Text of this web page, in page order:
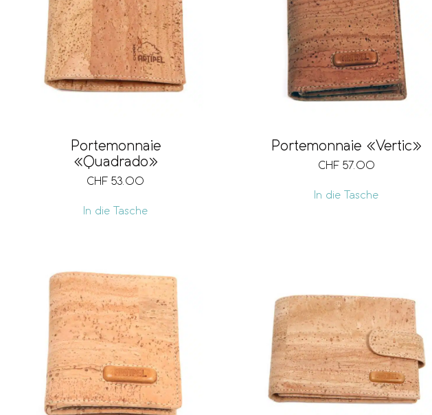
Portemonnaie
«Quadrado»
CHF 53.00
In die Tasche
Portemonnaie «Vertic»
CHF 57.00
In die Tasche